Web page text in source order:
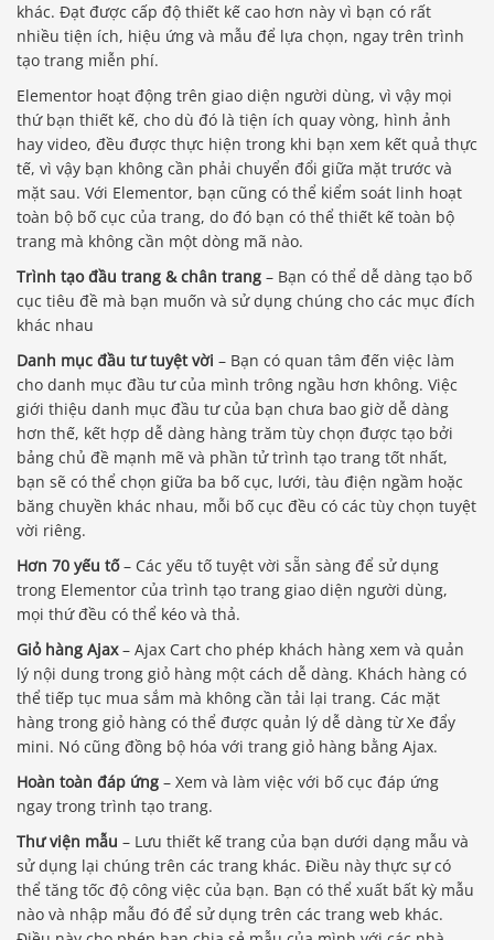
khác. Đạt được cấp độ thiết kế cao hơn này vì bạn có rất
nhiều tiện ích, hiệu ứng và mẫu để lựa chọn, ngay trên trình
tạo trang miễn phí.
Elementor hoạt động trên giao diện người dùng, vì vậy mọi
thứ bạn thiết kế, cho dù đó là tiện ích quay vòng, hình ảnh
hay video, đều được thực hiện trong khi bạn xem kết quả thực
tế, vì vậy bạn không cần phải chuyển đổi giữa mặt trước và
mặt sau. Với Elementor, bạn cũng có thể kiểm soát linh hoạt
toàn bộ bố cục của trang, do đó bạn có thể thiết kế toàn bộ
trang mà không cần một dòng mã nào.
Trình tạo đầu trang & chân trang – Bạn có thể dễ dàng tạo bố
cục tiêu đề mà bạn muốn và sử dụng chúng cho các mục đích
khác nhau
Danh mục đầu tư tuyệt vời – Bạn có quan tâm đến việc làm
cho danh mục đầu tư của mình trông ngầu hơn không. Việc
giới thiệu danh mục đầu tư của bạn chưa bao giờ dễ dàng
hơn thế, kết hợp dễ dàng hàng trăm tùy chọn được tạo bởi
bảng chủ đề mạnh mẽ và phần tử trình tạo trang tốt nhất,
bạn sẽ có thể chọn giữa ba bố cục, lưới, tàu điện ngầm hoặc
băng chuyền khác nhau, mỗi bố cục đều có các tùy chọn tuyệt
vời riêng.
Hơn 70 yếu tố– Các yếu tố tuyệt vời sẵn sàng để sử dụng
trong Elementor của trình tạo trang giao diện người dùng,
mọi thứ đều có thể kéo và thả.
Giỏ hàng Ajax– Ajax Cart cho phép khách hàng xem và quản
lý nội dung trong giỏ hàng một cách dễ dàng. Khách hàng có
thể tiếp tục mua sắm mà không cần tải lại trang. Các mặt
hàng trong giỏ hàng có thể được quản lý dễ dàng từ Xe đẩy
mini. Nó cũng đồng bộ hóa với trang giỏ hàng bằng Ajax.
Hoàn toàn đáp ứng – Xem và làm việc với bố cục đáp ứng
ngay trong trình tạo trang.
Thư viện mẫu – Lưu thiết kế trang của bạn dưới dạng mẫu và
sử dụng lại chúng trên các trang khác. Điều này thực sự có
thể tăng tốc độ công việc của bạn. Bạn có thể xuất bất kỳ mẫu
nào và nhập mẫu đó để sử dụng trên các trang web khác.